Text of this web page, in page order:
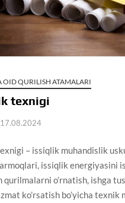
OID QURILISH ATAMALARI
texnigi
17.08.2024
– issiqlik muhandislik
issiqlik energiyasini
qurilmalarni o’rnatish, ishga
ko’rsatish bo’yicha texnik